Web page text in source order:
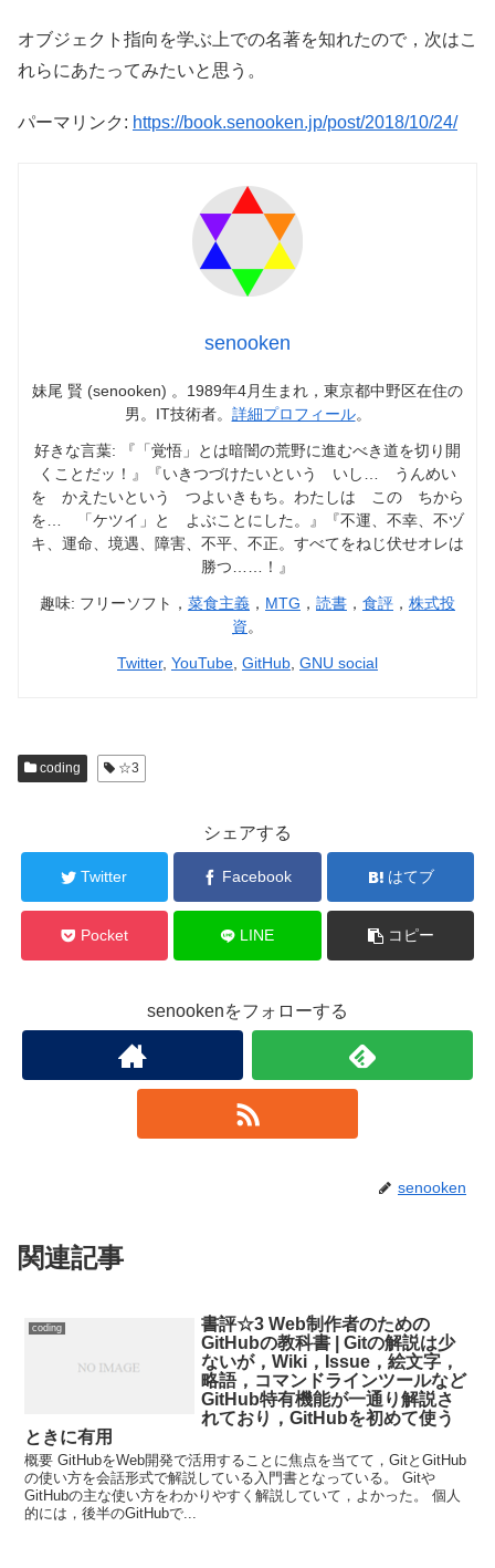
オブジェクト指向を学ぶ上での名著を知れたので，次はこ
れらにあたってみたいと思う。
パーマリンク: https://book.senooken.jp/post/2018/10/24/
senooken
妹尾 賢 (senooken) 。1989年4月生まれ，東京都中野区在住の
男。IT技術者。 詳細プロフィール。
好きな言葉: 『「覚悟」とは暗闇の荒野に進むべき道を切り開
くことだッ！』『いきつづけたいという いし… うんめい
を かえたいという つよいきもち。わたしは この ちから
を… 「ケツイ」と よぶことにした。』『不運、不幸、不ヅ
キ、運命、境遇、障害、不平、不正。すべてをねじ伏せオレは
勝つ……！』
趣味: フリーソフト， 菜食主義 ， MTG ， 読書 ， 食評 ， 株式投
資。
Twitter, YouTube, GitHub, GNU social
coding ☆3
シェアする
Twitter Facebook はてブ
Pocket LINE コピー
senookenをフォローする
senooken
関連記事
coding
書評☆3 Web制作者のための
GitHubの教科書 | Gitの解説は少
ないが，Wiki，Issue，絵文字，
略語，コマンドラインツールなど
GitHub特有機能が一通り解説さ
れており，GitHubを初めて使う
ときに有用
概要 GitHubをWeb開発で活用することに焦点を当てて，GitとGitHub
の使い方を会話形式で解説している入門書となっている。 Gitや
GitHubの主な使い方をわかりやすく解説していて，よかった。 個人
的には，後半のGitHubで...